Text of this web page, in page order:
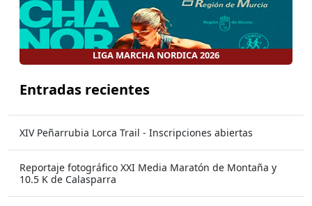
LIGA MARCHA NORDICA 2026
Entradas recientes
XIV Peñarrubia Lorca Trail - Inscripciones abiertas
Reportaje fotográfico XXI Media Maratón de Montaña y
10.5 K de Calasparra